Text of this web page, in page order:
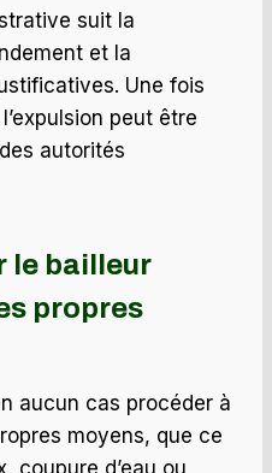
suit la
et la
Une fois
peut être
autorités
le bailleur
propres
aucun cas procéder à
moyens, que ce